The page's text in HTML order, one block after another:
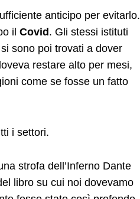
anticipo per evitarlo.
il Covid . Gli stessi istituti
sono poi trovati a dover
restare alto per mesi,
come se fosse un fatto
i settori.
strofa dell’Inferno Dante
libro su cui noi dovevamo